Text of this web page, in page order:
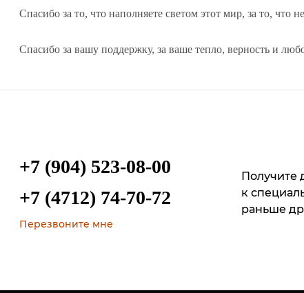
Спасибо за то, что наполняете светом этот мир, за то, что
Спасибо за вашу поддержку, за ваше тепло, верность и
+7 (904) 523-08-00
+7 (4712) 74-70-72
Перезвоните мне
Получите
к
раньше